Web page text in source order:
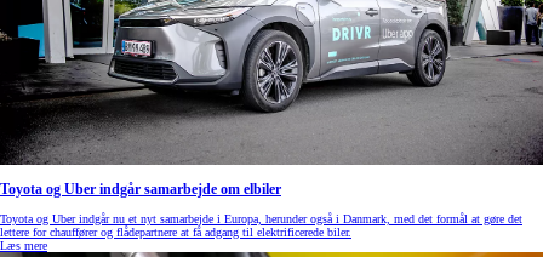
Toyota og Uber indgår samarbejde om elbiler
Toyota og Uber indgår nu et nyt samarbejde i Europa, herunder også i Danmark, med det formål at gøre det
lettere for chauffører og flådepartnere at få adgang til elektrificerede biler.
Læs mere